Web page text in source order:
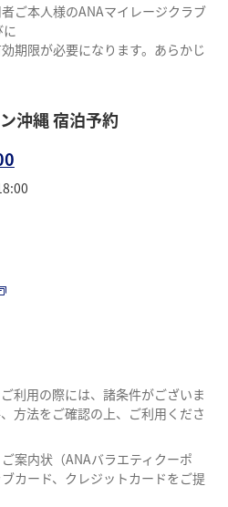
ご本人様のANAマイレージクラブ
期限が必要になります。あらかじ
沖縄 宿泊予約
利用の際には、諸条件がございま
方法をご確認の上、ご利用くださ
案内状（ANAバラエティクーポ
カード、クレジットカードをご提